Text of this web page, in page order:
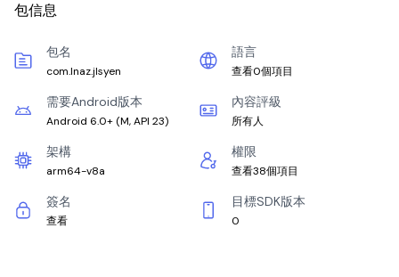
包信息
包名
com.lnaz.jlsyen
語言
查看0個項目
需要Android版本
Android 6.0+ (M, API 23)
內容評級
所有人
架構
arm64-v8a
權限
查看38個項目
簽名
查看
目標SDK版本
0